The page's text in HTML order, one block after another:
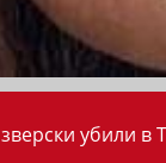
убили в